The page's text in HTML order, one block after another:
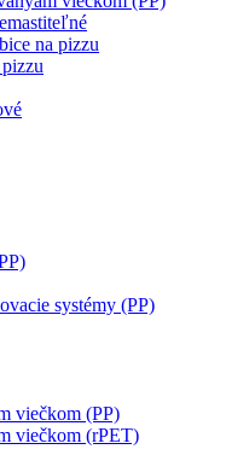
na pizzu
systémy (PP)
viečkom (PP)
viečkom (rPET)